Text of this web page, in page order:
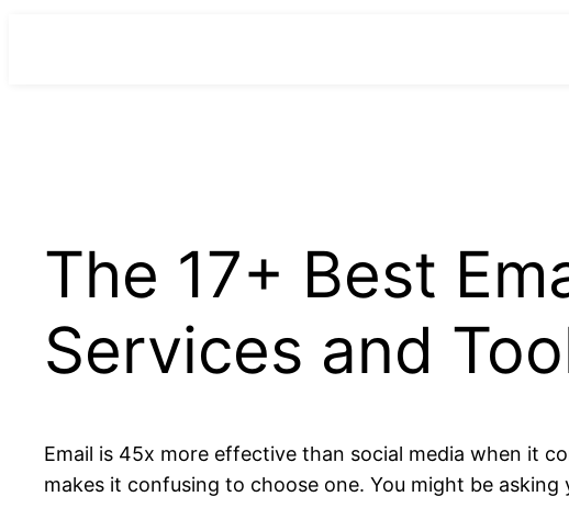
The 17+ Best
Services and
Email is 45x more effective than social media when it
makes it confusing to choose one. You might be